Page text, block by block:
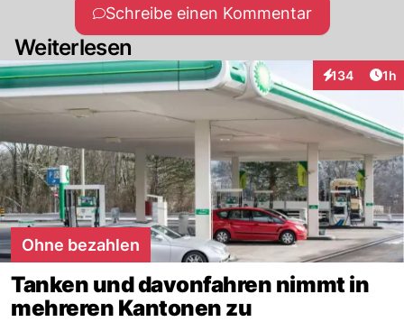
Schreibe einen Kommentar
Weiterlesen
134
Interaktionen
1h
Ohne bezahlen
Tanken und davonfahren nimmt in
mehreren Kantonen zu